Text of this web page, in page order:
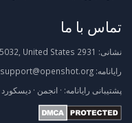
تماس با ما
نشانی:
رایانامه: support@openshot.org
پشتیبانی رایانامه: · انجمن · دیسکورد